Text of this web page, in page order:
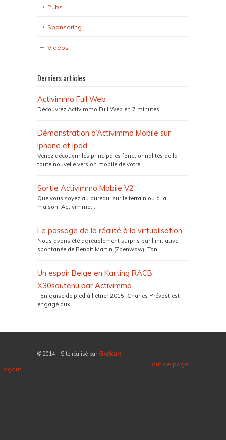
Pubs
Sponsoring
Vidéos
Derniers articles
Activimmo Full Web
Découvrez Activimmo Full Web en 7 minutes…...
Démonstration d’Activimmo Mobile sur
Iphone et Ipad
Venez découvrir les principales fonctionnalités de la
toute nouvelle version mobile de votre...
Sortie Activimmo Mobile V2
Que vous soyez au bureau, sur le terrain ou à la
maison, Activimmo...
Le passage de la réalité à la virtualisation
Nous avons été agréablement surpris par l’initiative
spontanée de Benoit Martin (Zbenwow). Ton...
Un espoir Belge en Karting RACB
X30soutenu par Activimmo
En guise de pied à l’étrier 2015, Charles Prévost est
engagé aux...
© 2014 - Site réalisé par Graficart
Haut de page
Logout